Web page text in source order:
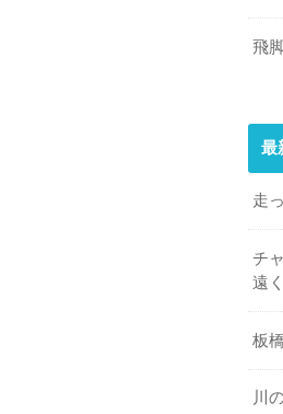
飛
最
走
チ
遠
板
川